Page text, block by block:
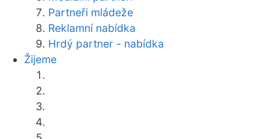
Partneři mládeže
Reklamní nabídka
Hrdý partner - nabídka
Žijeme